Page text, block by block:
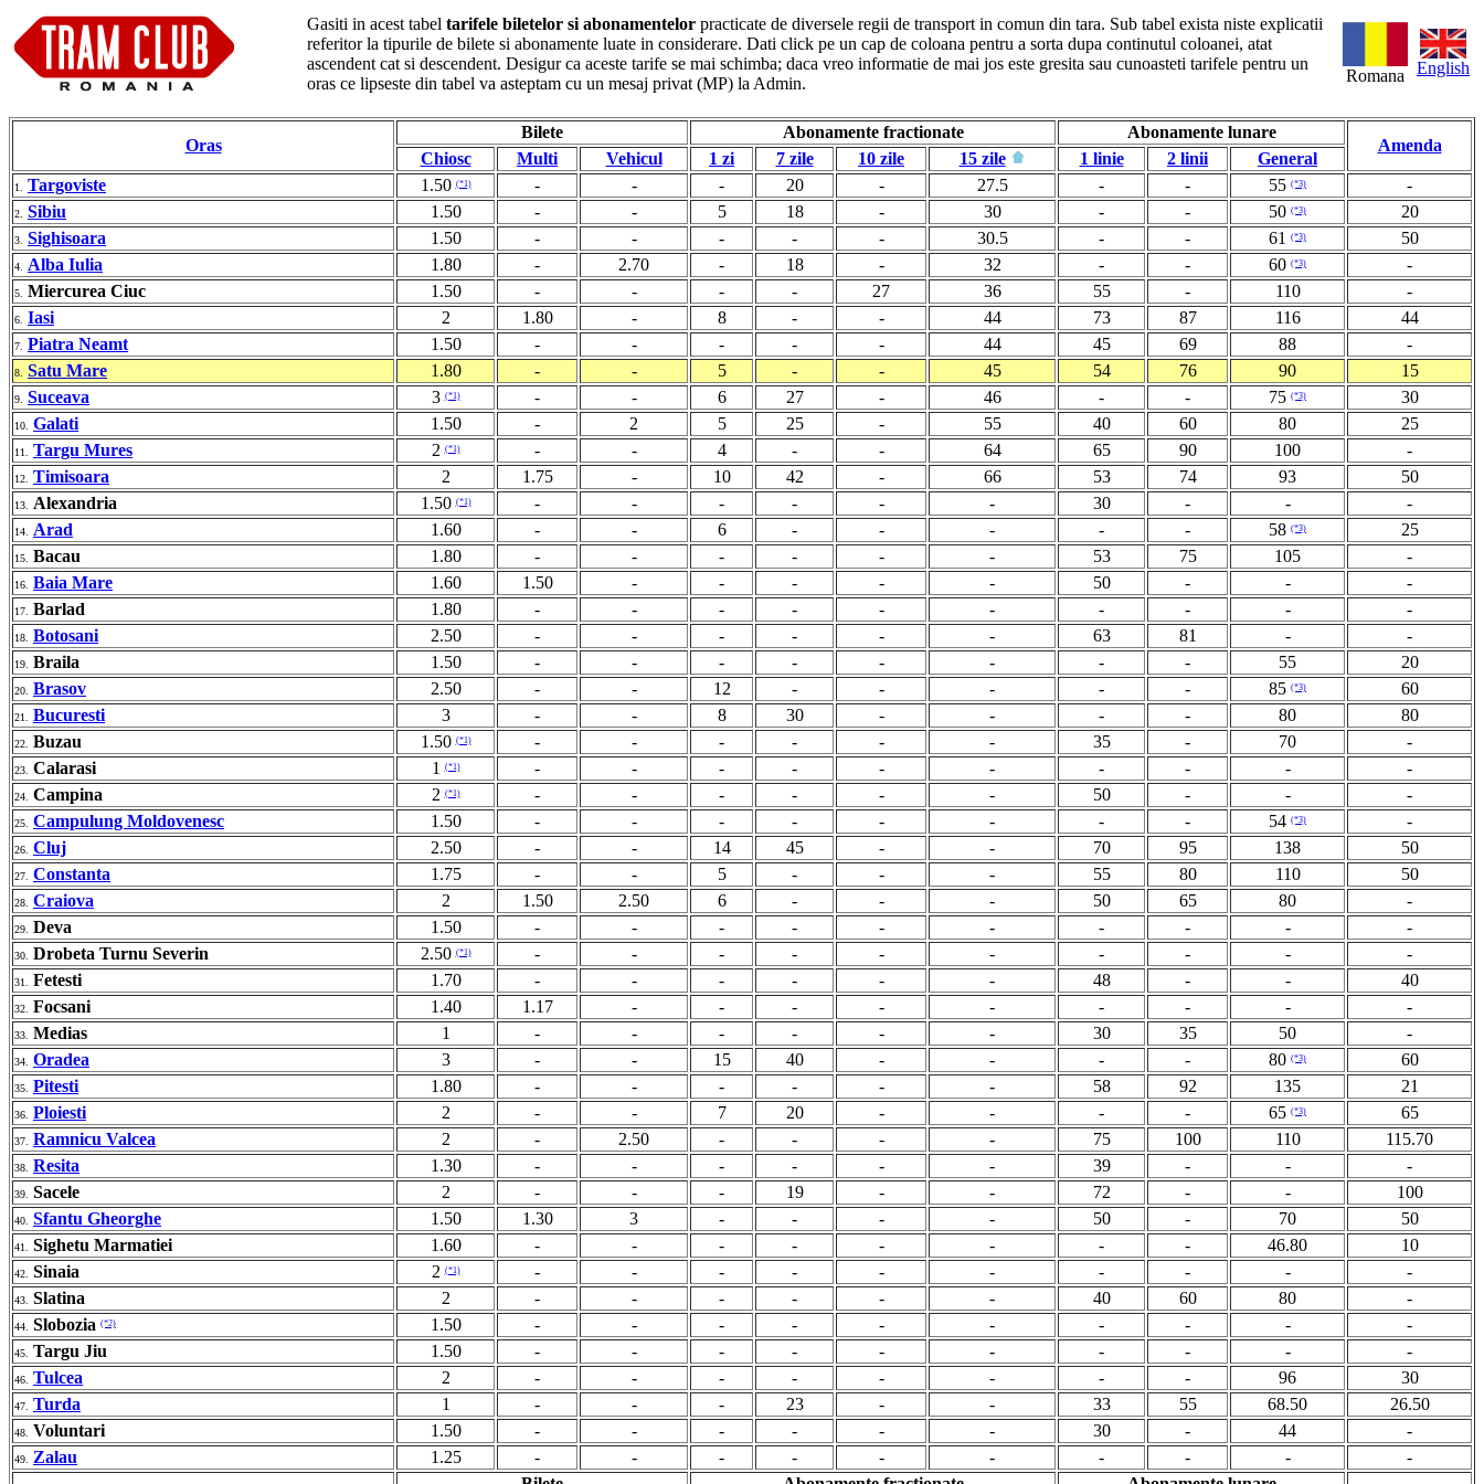
Gasiti in acest tabel tarifele biletelor si abonamentelor practicate de diversele regii de transport in comun din tara. Sub tabel exista niste explicatii
referitor la tipurile de bilete si abonamente luate in considerare. Dati click pe un cap de coloana pentru a sorta dupa continutul coloanei, atat
ascendent cat si descendent. Desigur ca aceste tarife se mai schimba; daca vreo informatie de mai jos este gresita sau cunoasteti tarifele pentru un
oras ce lipseste din tabel va asteptam cu un mesaj privat (MP) la Admin.
Romana English
Oras
Bilete Abonamente fractionate Abonamente lunare
Amenda
Chiosc Multi Vehicul 1 zi 7 zile 10 zile 15 zile 1 linie 2 linii General
1. Targoviste 1.50(*1) - - - 20 - 27.5 - - 55 (*3) -
2. Sibiu 1.50 - - 5 18 - 30 - - 50 (*3) 20
3. Sighisoara 1.50 - - - - - 30.5 - - 61 (*3) 50
4. Alba Iulia 1.80 - 2.70 - 18 - 32 - - 60 (*3) -
5. Miercurea Ciuc 1.50 - - - - 27 36 55 - 110 -
6. Iasi 2 1.80 - 8 - - 44 73 87 116 44
7. Piatra Neamt 1.50 - - - - - 44 45 69 88 -
8. Satu Mare 1.80 - - 5 - - 45 54 76 90 15
9. Suceava 3(*1) - - 6 27 - 46 - - 75 (*3) 30
10. Galati 1.50 - 2 5 25 - 55 40 60 80 25
11. Targu Mures 2(*1) - - 4 - - 64 65 90 100 -
12. Timisoara 2 1.75 - 10 42 - 66 53 74 93 50
13. Alexandria 1.50(*1) - - - - - - 30 - - -
14. Arad 1.60 - - 6 - - - - - 58 (*3) 25
15. Bacau 1.80 - - - - - - 53 75 105 -
16. Baia Mare 1.60 1.50 - - - - - 50 - - -
17. Barlad 1.80 - - - - - - - - - -
18. Botosani 2.50 - - - - - - 63 81 - -
19. Braila 1.50 - - - - - - - - 55 20
20. Brasov 2.50 - - 12 - - - - - 85 (*3) 60
21. Bucuresti 3 - - 8 30 - - - - 80 80
22. Buzau 1.50(*1) - - - - - - 35 - 70 -
23. Calarasi 1(*1) - - - - - - - - - -
24. Campina 2(*1) - - - - - - 50 - - -
25. Campulung Moldovenesc 1.50 - - - - - - - - 54 (*3) -
26. Cluj 2.50 - - 14 45 - - 70 95 138 50
27. Constanta 1.75 - - 5 - - - 55 80 110 50
28. Craiova 2 1.50 2.50 6 - - - 50 65 80 -
29. Deva 1.50 - - - - - - - - - -
30. Drobeta Turnu Severin 2.50(*1) - - - - - - - - - -
31. Fetesti 1.70 - - - - - - 48 - - 40
32. Focsani 1.40 1.17 - - - - - - - - -
33. Medias 1 - - - - - - 30 35 50 -
34. Oradea 3 - - 15 40 - - - - 80 (*3) 60
35. Pitesti 1.80 - - - - - - 58 92 135 21
36. Ploiesti 2 - - 7 20 - - - - 65 (*3) 65
37. Ramnicu Valcea 2 - 2.50 - - - - 75 100 110 115.70
38. Resita 1.30 - - - - - - 39 - - -
39. Sacele 2 - - - 19 - - 72 - - 100
40. Sfantu Gheorghe 1.50 1.30 3 - - - - 50 - 70 50
41. Sighetu Marmatiei 1.60 - - - - - - - - 46.80 10
42. Sinaia 2(*1) - - - - - - - - - -
43. Slatina 2 - - - - - - 40 60 80 -
44. Slobozia (*2) 1.50 - - - - - - - - - -
45. Targu Jiu 1.50 - - - - - - - - - -
46. Tulcea 2 - - - - - - - - 96 30
47. Turda 1 - - - 23 - - 33 55 68.50 26.50
48. Voluntari 1.50 - - - - - - 30 - 44 -
49. Zalau 1.25 - - - - - - - - -
-